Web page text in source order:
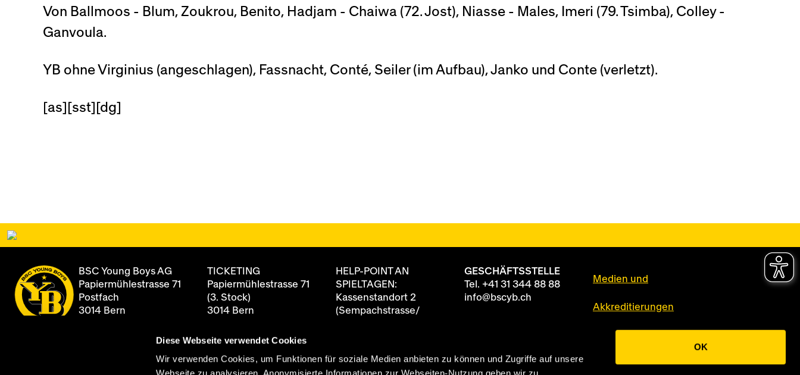
Diese Webseite verwendet Cookies
Wir verwenden Cookies, um Funktionen für soziale Medien anbieten zu können und Zugriffe auf unsere
OK
Von Ballmoos - Blum, Zoukrou, Benito, Hadjam - Chaiwa (72. Jost), Niasse - Males, Imeri (79. Tsimba), Colley -
Ganvoula.
YB ohne Virginius (angeschlagen), Fassnacht, Conté, Seiler (im Aufbau), Janko und Conte (verletzt).
[as][sst][dg]
BSC Young Boys AG
Papiermühlestrasse 71
Postfach
3014 Bern
TICKETING
Papiermühlestrasse 71
(3. Stock)
3014 Bern
+41 31 344 88 88
Öffnungszeiten
Montag - Freitag
HELP-POINT AN
SPIELTAGEN:
Kassenstandort 2
(Sempachstrasse/
90 Minuten vor
GESCHÄFTSSTELLE
Tel. +41 31 344 88 88
info@bscyb.ch
Medien und
Akkreditierungen
Datenschutz
Impressum